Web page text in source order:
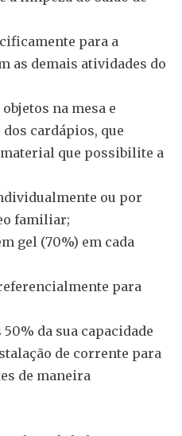
para a
as demais atividades do
na mesa e
cardápios, que
que possibilite a
ou por
familiar;
gel (70%) em cada
para
da sua capacidade
de corrente para
de maneira